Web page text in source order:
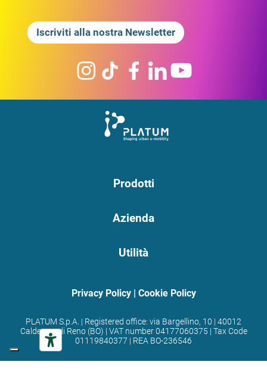
Iscriviti alla nostra Newsletter
Prodotti
Azienda
Utilità
Privacy Policy| Cookie Policy
PLATUM S.p.A. | Registered office: via Bargellino, 10 | 40012
Calderara di Reno (BO) | VAT number 04177060375 | Tax Code
01119840377 | REA BO-236546